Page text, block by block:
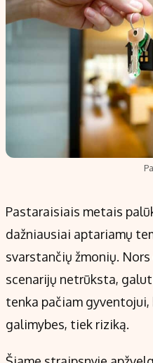
Pastaraisiais metais
dažniausiai aptariamų
svarstančių žmonių.
scenarijų netrūksta,
tenka pačiam
galimybes, tiek riziką.